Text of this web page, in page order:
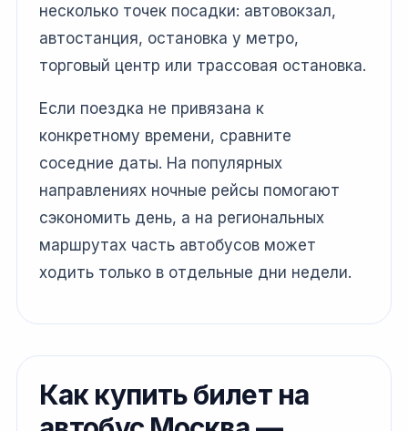
несколько точек посадки: автовокзал,
автостанция, остановка у метро,
торговый центр или трассовая остановка.
Если поездка не привязана к
конкретному времени, сравните
соседние даты. На популярных
направлениях ночные рейсы помогают
сэкономить день, а на региональных
маршрутах часть автобусов может
ходить только в отдельные дни недели.
Как купить билет на